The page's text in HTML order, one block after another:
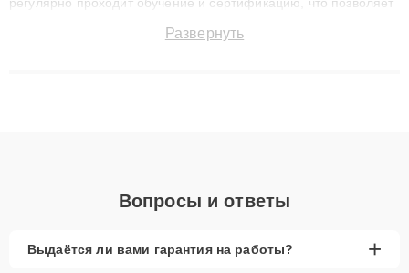
технику с сохранением гарантии до 3 лет. Наши мастера
Развернуть
Вопросы и ответы
Выдаётся ли вами гарантия на работы? +